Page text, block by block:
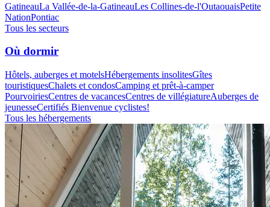
GatineauLa Vallée-de-la-GatineauLes Collines-de-l'OutaouaisPetite
NationPontiac
Tous les secteurs
Où dormir
Hôtels, auberges et motelsHébergements insolitesGîtes
touristiquesChalets et condosCamping et prêt-à-camper
PourvoiriesCentres de vacancesCentres de villégiatureAuberges de
jeunesseCertifiés Bienvenue cyclistes!
Tous les hébergements